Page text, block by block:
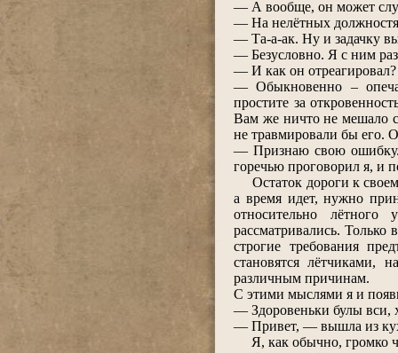
― А вообще, он может
― На нелётных
― Та-а-ак. Ну и задачку
― Безусловно. Я с ним
― И как он отреагировал?
― Обыкновенно –
простите за
Вам же ничто не мешало
не травмировали бы его.
― Признаю свою ошибку.
горечью проговорил я, и
Остаток дороги к
а время идет, нужно
относительно
рассматривались.
строгие требования
становятся лётчиками,
различным причинам.
С этими мыслями я и
― Здоровеньки булы вси,
― Привет, ― вышла из
Я, как обычно, громко